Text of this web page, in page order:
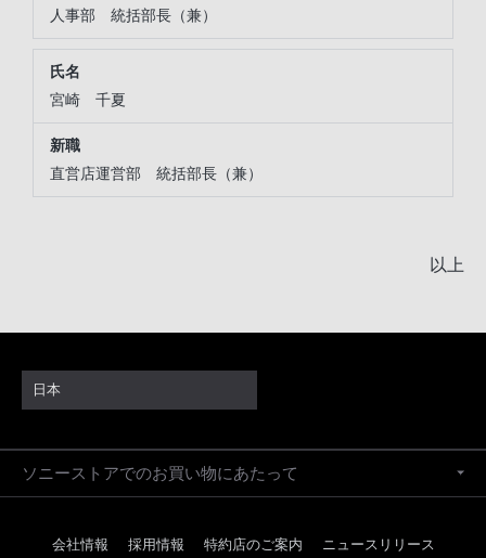
人事部 統括部長（兼）
宮崎 千夏
直営店運営部 統括部長（兼）
以上
日本
ソニーストアでのお買い物にあたって
会社情報 採用情報 特約店のご案内 ニュースリリース